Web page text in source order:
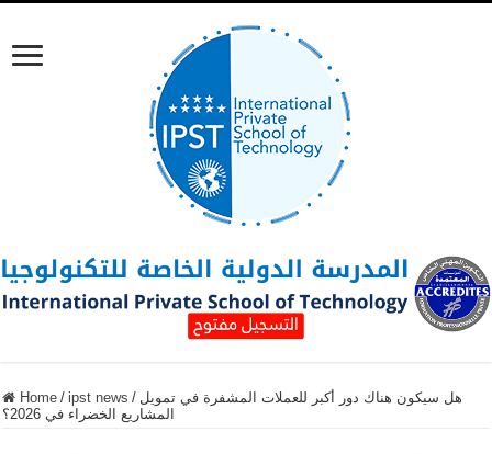
Home / ipst news / هل سيكون هناك دور أكبر للعملات المشفرة في تمويل
المشاريع الخضراء في 2026؟